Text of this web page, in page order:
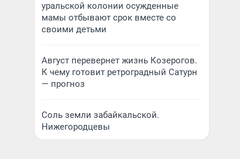
уральской колонии осужденные
мамы отбывают срок вместе со
своими детьми
Август перевернет жизнь Козерогов.
К чему готовит ретроградный Сатурн
— прогноз
Соль земли забайкальской.
Нижегородцевы